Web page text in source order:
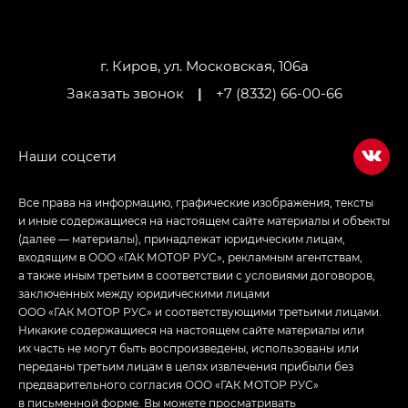
Джи Ти — GT, Джи Икс — GX,
LOUNGE
Джи Эс — GS, Джи Эль с элементы экстерьера
г. Киров, ул. Московская, 106а
Заказать звонок
| +7 (8332) 66-00-66
Все права на информацию, графические изображения, тексты
и иные содержащиеся на настоящем сайте материалы и объекты
(далее — материалы), принадлежат юридическим лицам,
входящим в ООО «ГАК МОТОР РУС», рекламным агентствам,
а также иным третьим в соответствии с условиями договоров,
заключенных между юридическими лицами
ООО «ГАК МОТОР РУС» и соответствующими третьими лицами.
Никакие содержащиеся на настоящем сайте материалы или
их часть не могут быть воспроизведены, использованы или
переданы третьим лицам в целях извлечения прибыли без
предварительного согласия ООО «ГАК МОТОР РУС»
в письменной форме. Вы можете просматривать